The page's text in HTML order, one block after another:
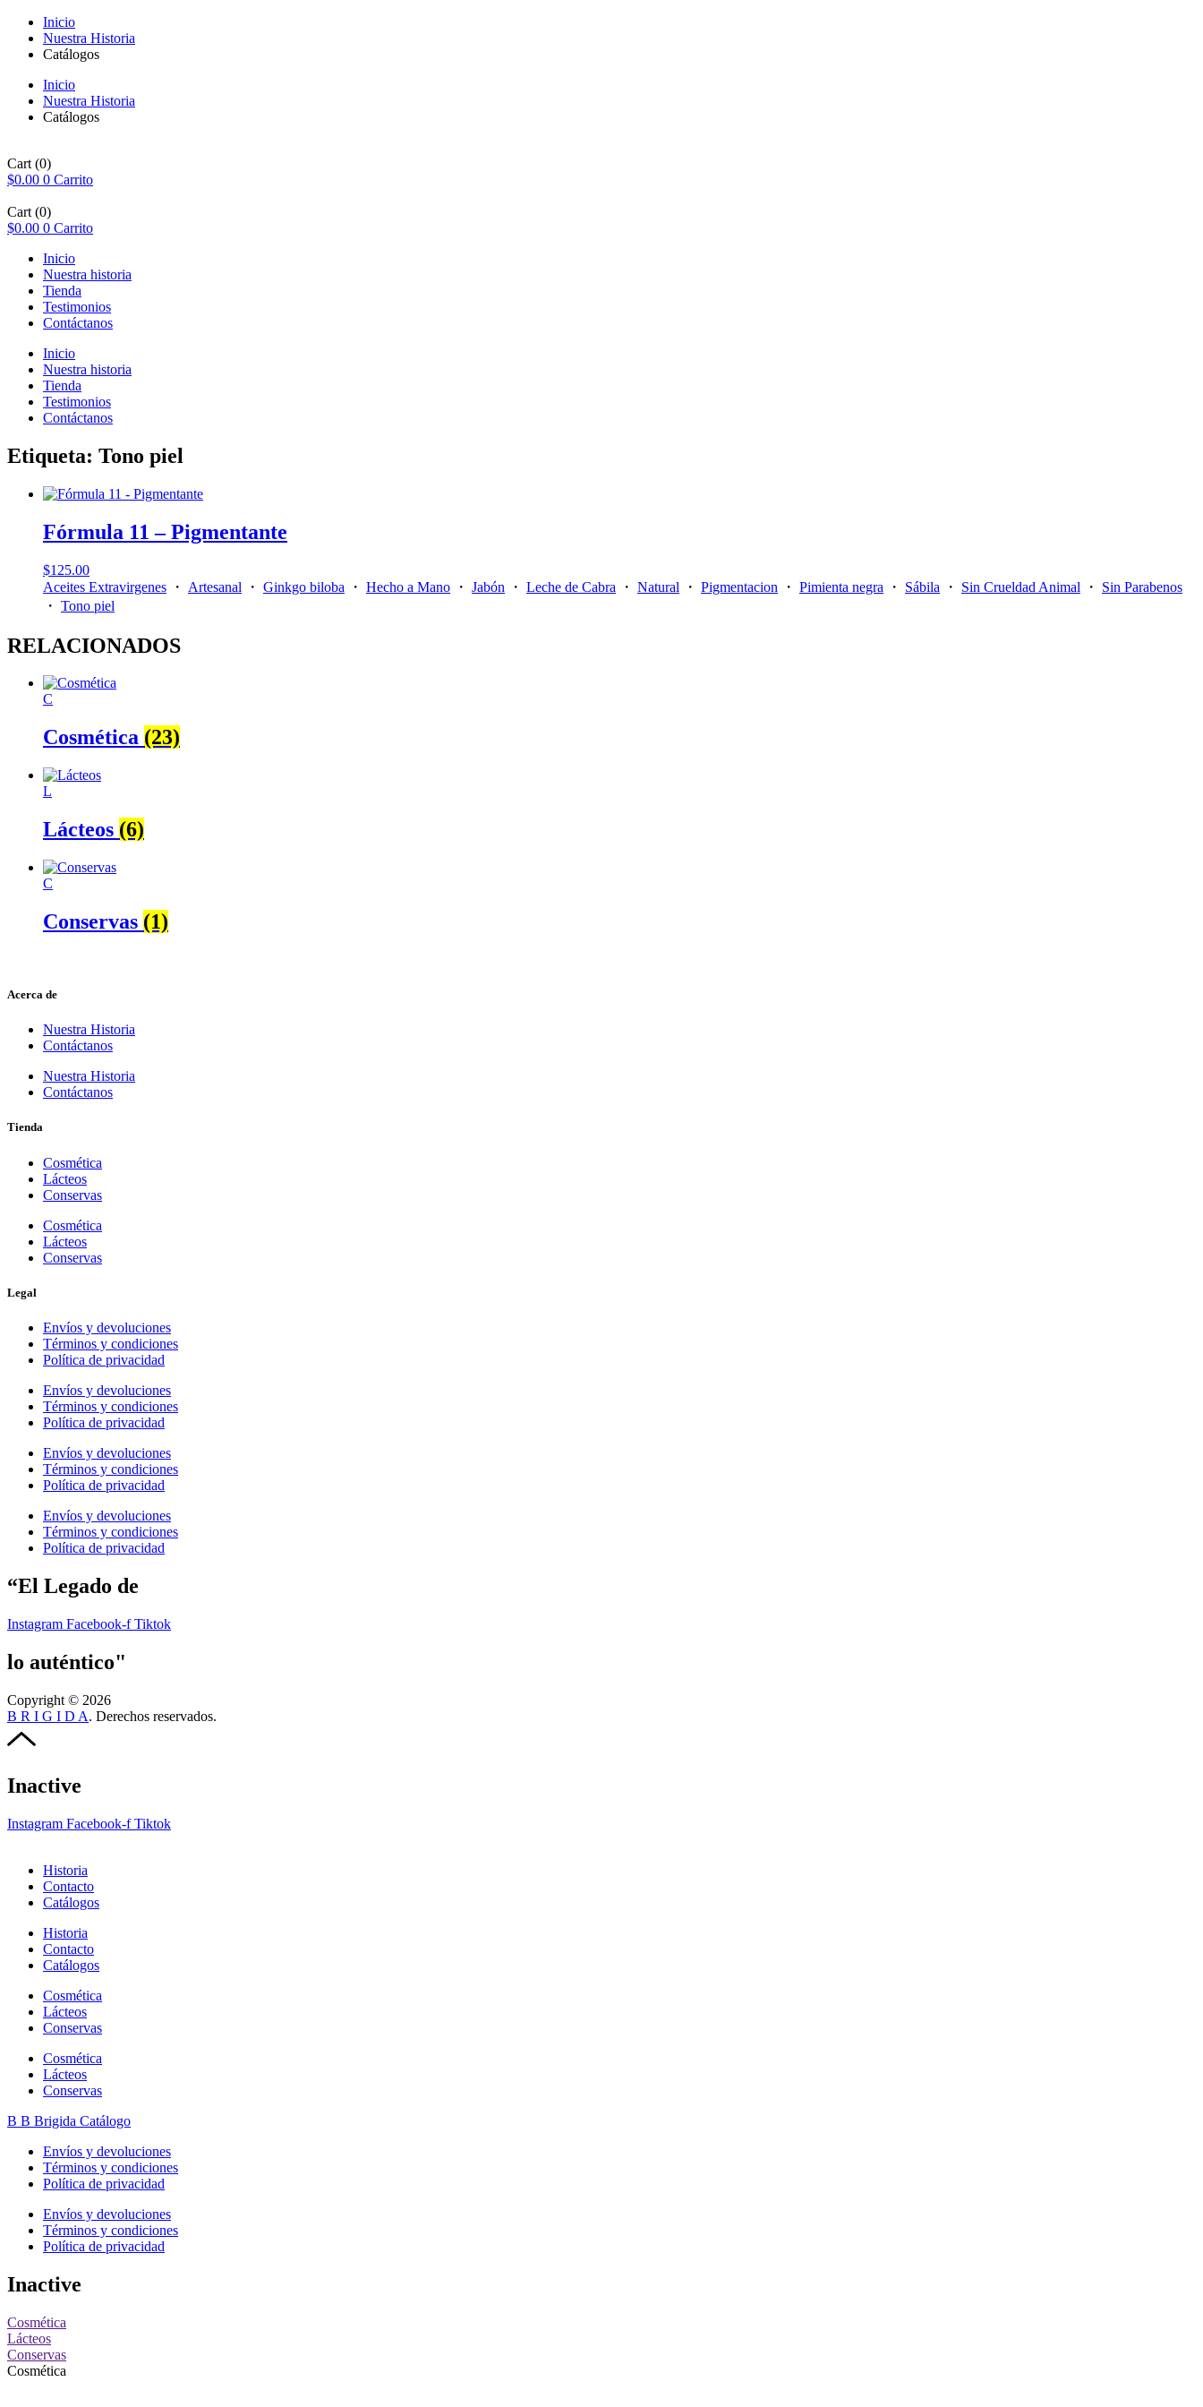
Inicio
Nuestra Historia
Catálogos
Inicio
Nuestra Historia
Catálogos
Cart (0)
$0.00 0 Carrito
Cart (0)
$0.00 0 Carrito
Inicio
Nuestra historia
Tienda
Testimonios
Contáctanos
Inicio
Nuestra historia
Tienda
Testimonios
Contáctanos
Etiqueta: Tono piel
Fórmula 11 – Pigmentante
$125.00
Aceites Extravirgenes ・ Artesanal ・ Ginkgo biloba ・ Hecho a Mano ・ Jabón ・ Leche de Cabra ・ Natural ・ Pigmentacion ・ Pimienta negra ・ Sábila ・ Sin Crueldad Animal ・ Sin Parabenos
・ Tono piel
RELACIONADOS
C
Cosmética (23)
L
Lácteos (6)
C
Conservas (1)
Acerca de
Nuestra Historia
Contáctanos
Nuestra Historia
Contáctanos
Tienda
Cosmética
Lácteos
Conservas
Cosmética
Lácteos
Conservas
Legal
Envíos y devoluciones
Términos y condiciones
Política de privacidad
Envíos y devoluciones
Términos y condiciones
Política de privacidad
Envíos y devoluciones
Términos y condiciones
Política de privacidad
Envíos y devoluciones
Términos y condiciones
Política de privacidad
“El Legado de
Instagram Facebook-f Tiktok
lo auténtico"
Copyright © 2026
B R I G I D A. Derechos reservados.
Inactive
Instagram Facebook-f Tiktok
Historia
Contacto
Catálogos
Historia
Contacto
Catálogos
Cosmética
Lácteos
Conservas
Cosmética
Lácteos
Conservas
B B Brigida Catálogo
Envíos y devoluciones
Términos y condiciones
Política de privacidad
Envíos y devoluciones
Términos y condiciones
Política de privacidad
Inactive
Cosmética
Lácteos
Conservas
Cosmética